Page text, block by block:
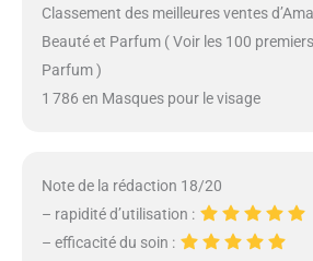
Classement des meilleures ventes
Beauté et Parfum ( Voir les 100
Parfum )
1 786 en Masques pour le visage
Note de la rédaction 18/20
– rapidité d’utilisation :
– efficacité du soin :